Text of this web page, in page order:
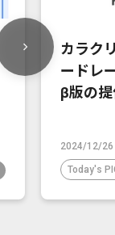
カラク
ードレ
β版の
2024/12/26
Today's